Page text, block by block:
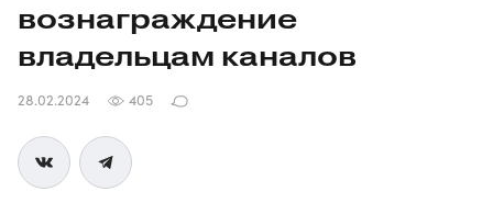
вознаграждение
владельцам каналов
28.02.2024 405